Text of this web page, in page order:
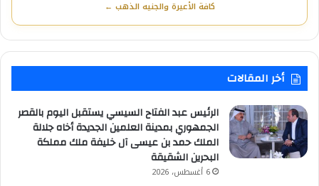
كافة الأعيرة والجنيه الذهب ←
أخر المقالات
الرئيس عبد الفتاح السيسي يستقبل اليوم بالقصر
الجمهوري بمدينة العلمين الجديدة أخاه جلالة
الملك حمد بن عيسى آل خليفة ملك مملكة
البحرين الشقيقة
6 أغسطس، 2026